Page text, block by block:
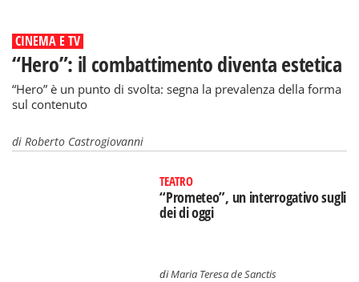
CINEMA E TV
“Hero”: il combattimento diventa estetica
“Hero” è un punto di svolta: segna la prevalenza della forma
sul contenuto
di Roberto Castrogiovanni
TEATRO
“Prometeo”, un interrogativo sugli
dei di oggi
diMaria Teresa de Sanctis